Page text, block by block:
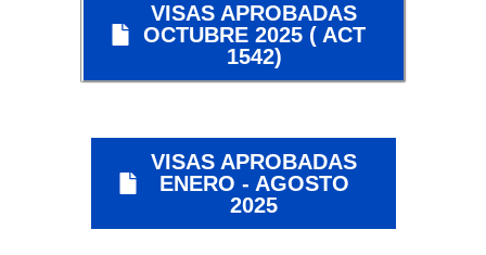
VISAS APROBADAS
OCTUBRE 2025 ( ACT
1542)
VISAS APROBADAS
ENERO - AGOSTO
2025